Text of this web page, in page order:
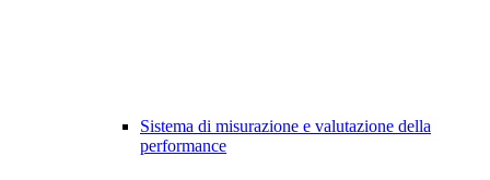
Sistema di misurazione e valutazione della
performance